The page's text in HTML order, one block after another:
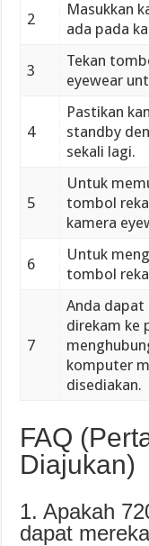
2
Masukkan
ada pada
3
Tekan
eyewear
4
Pastikan
standby
sekali lagi.
5
Untuk
tombol
kamera
6
Untuk
tombol
7
Anda dapat
direkam ke
komputer
disediakan.
FAQ
Diajukan)
1. Apakah
dapat